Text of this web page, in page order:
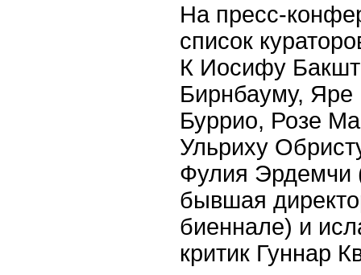
На пресс-
список
К Иосифу
Бирнбауму, Яре
Буррио, Розе
Ульриху
Фулия Эрдемчи
бывшая
биеннале) и
критик Гуннар